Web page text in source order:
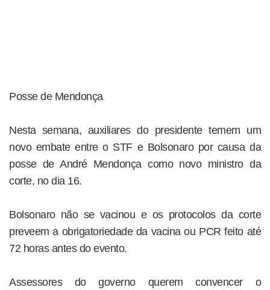
Posse de Mendonça
Nesta semana, auxiliares do presidente temem um
novo embate entre o STF e Bolsonaro por causa da
posse de André Mendonça como novo ministro da
corte, no dia 16.
Bolsonaro não se vacinou e os protocolos da corte
preveem a obrigatoriedade da vacina ou PCR feito até
72 horas antes do evento.
Assessores do governo querem convencer o